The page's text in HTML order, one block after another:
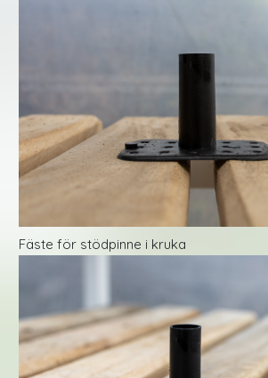
Fäste för stödpinne i kruka